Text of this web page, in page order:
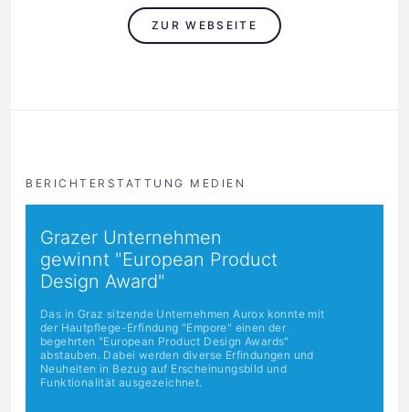
ZUR WEBSEITE
BERICHTERSTATTUNG MEDIEN
Grazer Unternehmen
gewinnt "European Product
Design Award"
Das in Graz sitzende Unternehmen Aurox konnte mit
der Hautpflege-Erfindung "Empore" einen der
begehrten "European Product Design Awards"
abstauben. Dabei werden diverse Erfindungen und
Neuheiten in Bezug auf Erscheinungsbild und
Funktionalität ausgezeichnet.